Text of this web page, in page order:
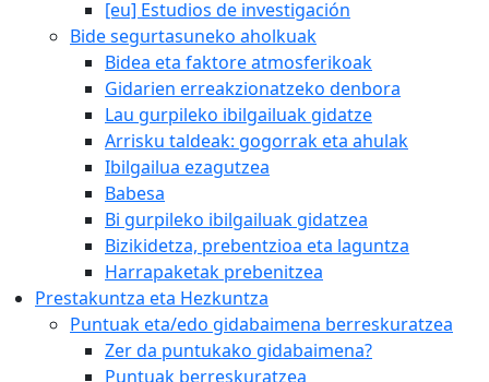
[eu] Estudios de investigación
Bide segurtasuneko aholkuak
Bidea eta faktore atmosferikoak
Gidarien erreakzionatzeko denbora
Lau gurpileko ibilgailuak gidatze
Arrisku taldeak: gogorrak eta ahulak
Ibilgailua ezagutzea
Babesa
Bi gurpileko ibilgailuak gidatzea
Bizikidetza, prebentzioa eta laguntza
Harrapaketak prebenitzea
Prestakuntza eta Hezkuntza
Puntuak eta/edo gidabaimena berreskuratzea
Zer da puntukako gidabaimena?
Puntuak berreskuratzea